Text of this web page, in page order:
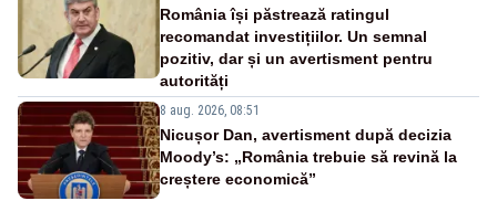
România își păstrează ratingul
recomandat investițiilor. Un semnal
pozitiv, dar și un avertisment pentru
autorități
8 aug. 2026, 08:51
Nicușor Dan, avertisment după decizia
Moody’s: „România trebuie să revină la
creștere economică”